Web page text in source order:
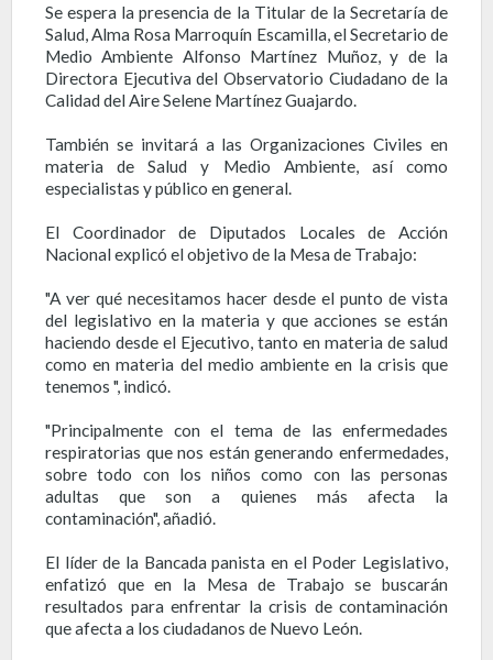
Se espera la presencia de la Titular de la Secretaría de
Salud, Alma Rosa Marroquín Escamilla, el Secretario de
Medio Ambiente Alfonso Martínez Muñoz, y de la
Directora Ejecutiva del Observatorio Ciudadano de la
Calidad del Aire Selene Martínez Guajardo.
También se invitará a las Organizaciones Civiles en
materia de Salud y Medio Ambiente, así como
especialistas y público en general.
El Coordinador de Diputados Locales de Acción
Nacional explicó el objetivo de la Mesa de Trabajo:
"A ver qué necesitamos hacer desde el punto de vista
del legislativo en la materia y que acciones se están
haciendo desde el Ejecutivo, tanto en materia de salud
como en materia del medio ambiente en la crisis que
tenemos ", indicó.
"Principalmente con el tema de las enfermedades
respiratorias que nos están generando enfermedades,
sobre todo con los niños como con las personas
adultas que son a quienes más afecta la
contaminación", añadió.
El líder de la Bancada panista en el Poder Legislativo,
enfatizó que en la Mesa de Trabajo se buscarán
resultados para enfrentar la crisis de contaminación
que afecta a los ciudadanos de Nuevo León.